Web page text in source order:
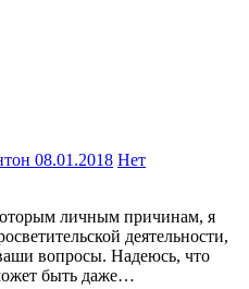
08.01.2018 Нет
деятельности,
вопросы. Надеюсь, что
быть даже…